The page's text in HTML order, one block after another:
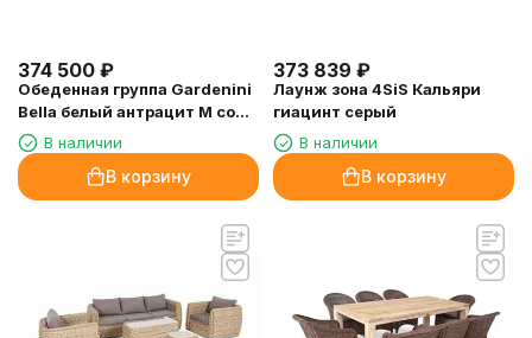
374 500 ₽
Обеденная группа Gardenini
Bella белый антрацит M со
стульями Voglie
В наличии
В корзину
373 839 ₽
Лаунж зона 4SiS Кальяри
гиацинт серый
В наличии
В корзину